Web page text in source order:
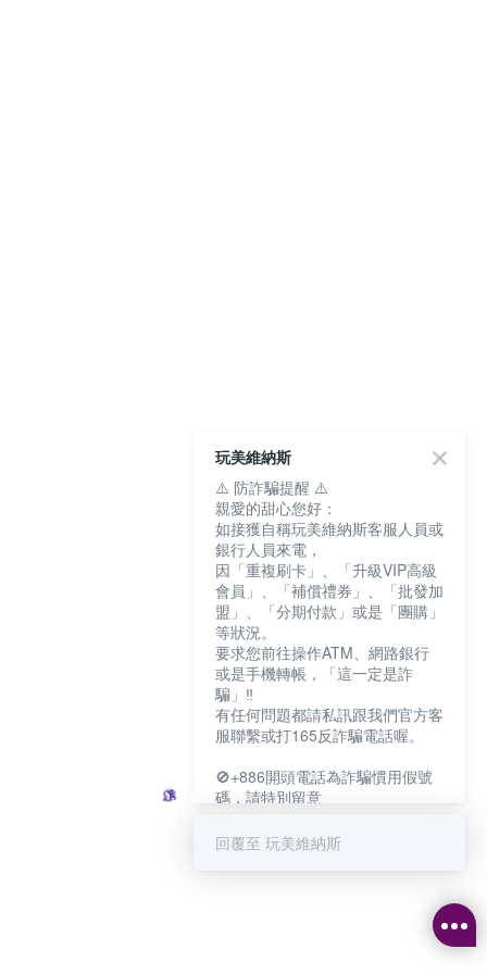
玩美維納斯
⚠️ 防詐騙提醒 ⚠️
親愛的甜心您好：
如接獲自稱玩美維納斯客服人員或
銀行人員來電，
因「重複刷卡」、「升級VIP高級
會員」、「補償禮券」、「批發加
盟」、「分期付款」或是「團購」
等狀況。
要求您前往操作ATM、網路銀行
或是手機轉帳，「這一定是詐
騙」‼️
有任何問題都請私訊跟我們官方客
服聯繫或打165反詐騙電話喔。
🚫+886開頭電話為詐騙慣用假號
碼，請特別留意
如何聯繫玩美維納斯客服?
可點擊下方對話框 "回覆 玩美維納
回覆至 玩美維納斯